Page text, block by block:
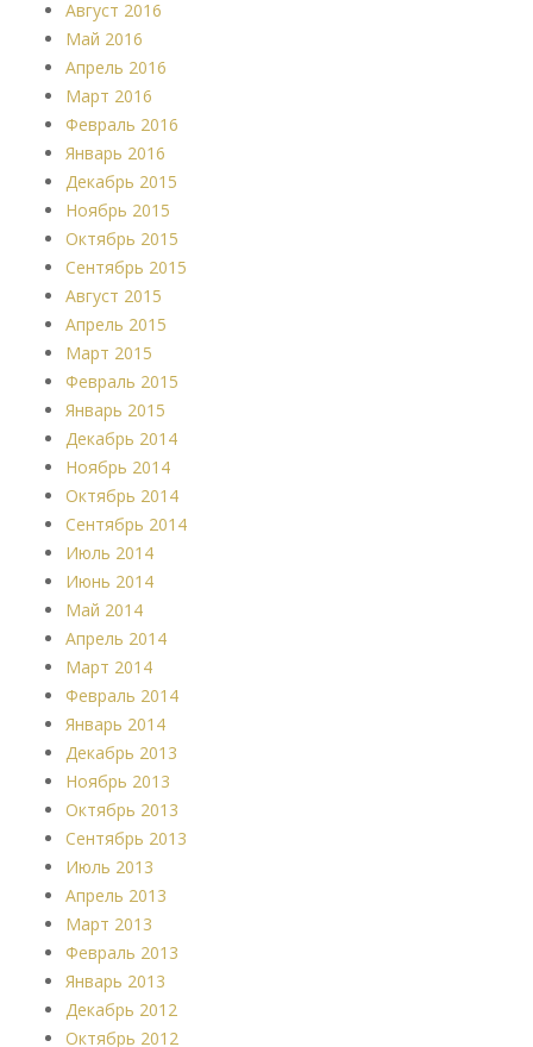
Август 2016
Май 2016
Апрель 2016
Март 2016
Февраль 2016
Январь 2016
Декабрь 2015
Ноябрь 2015
Октябрь 2015
Сентябрь 2015
Август 2015
Апрель 2015
Март 2015
Февраль 2015
Январь 2015
Декабрь 2014
Ноябрь 2014
Октябрь 2014
Сентябрь 2014
Июль 2014
Июнь 2014
Май 2014
Апрель 2014
Март 2014
Февраль 2014
Январь 2014
Декабрь 2013
Ноябрь 2013
Октябрь 2013
Сентябрь 2013
Июль 2013
Апрель 2013
Март 2013
Февраль 2013
Январь 2013
Декабрь 2012
Октябрь 2012